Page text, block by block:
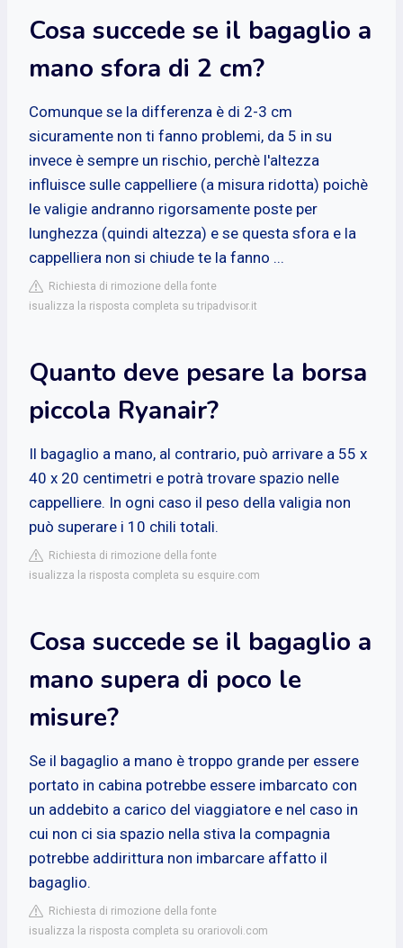
Cosa succede se il bagaglio a
mano sfora di 2 cm?
Comunque se la differenza è di 2-3 cm
sicuramente non ti fanno problemi, da 5 in su
invece è sempre un rischio, perchè l'altezza
influisce sulle cappelliere (a misura ridotta) poichè
le valigie andranno rigorsamente poste per
lunghezza (quindi altezza) e se questa sfora e la
cappelliera non si chiude te la fanno ...
Richiesta di rimozione della fonte
isualizza la risposta completa su tripadvisor.it
Quanto deve pesare la borsa
piccola Ryanair?
Il bagaglio a mano, al contrario, può arrivare a 55 x
40 x 20 centimetri e potrà trovare spazio nelle
cappelliere. In ogni caso il peso della valigia non
può superare i 10 chili totali.
Richiesta di rimozione della fonte
isualizza la risposta completa su esquire.com
Cosa succede se il bagaglio a
mano supera di poco le
misure?
Se il bagaglio a mano è troppo grande per essere
portato in cabina potrebbe essere imbarcato con
un addebito a carico del viaggiatore e nel caso in
cui non ci sia spazio nella stiva la compagnia
potrebbe addirittura non imbarcare affatto il
bagaglio.
Richiesta di rimozione della fonte
isualizza la risposta completa su orariovoli.com